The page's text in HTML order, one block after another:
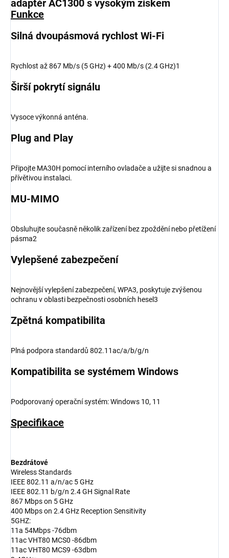
adaptér AC1300 s vysokým ziskem
Funkce
Silná dvoupásmová rychlost Wi-Fi
Rychlost až 867 Mb/s (5 GHz) + 400 Mb/s (2.4 GHz)1
Širší pokrytí signálu
Vysoce výkonná anténa.
Plug and Play
Připojte MA30H pomocí interního ovladače a užijte si snadnou a
přívětivou instalaci.
MU-MIMO
Obsluhujte současně několik zařízení bez zpoždění nebo přetížení
pásma2
Vylepšené zabezpečení
Nejnovější vylepšení zabezpečení, WPA3, poskytuje zvýšenou
ochranu v oblasti bezpečnosti osobních hesel3
Zpětná kompatibilita
Plná podpora standardů 802.11ac/a/b/g/n
Kompatibilita se systémem Windows
Podporovaný operační systém: Windows 10, 11
Specifikace
Bezdrátové
Wireless Standards
IEEE 802.11 a/n/ac 5 GHz
IEEE 802.11 b/g/n 2.4 GH Signal Rate
867 Mbps on 5 GHz
400 Mbps on 2.4 GHz Reception Sensitivity
5GHZ:
11a 54Mbps -76dbm
11ac VHT80 MCS0 -86dbm
11ac VHT80 MCS9 -63dbm